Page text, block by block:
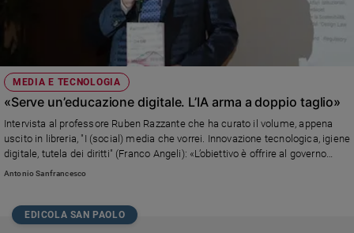
MEDIA E TECNOLOGIA
«Serve un’educazione digitale. L’IA arma a doppio taglio»
Intervista al professore Ruben Razzante che ha curato il volume, appena
uscito in libreria, "I (social) media che vorrei. Innovazione tecnologica, igiene
digitale, tutela dei diritti" (Franco Angeli): «L’obiettivo è offrire al governo
un’agenda digitale della legislatura. Il Pnrr è un’occasione da non sprecare.
della produzione di fake news e pericolosi disegni di disinformazione»
Antonio Sanfrancesco
EDICOLA SAN PAOLO